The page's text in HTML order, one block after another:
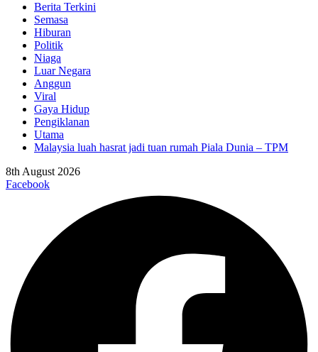
Berita Terkini
Semasa
Hiburan
Politik
Niaga
Luar Negara
Anggun
Viral
Gaya Hidup
Pengiklanan
Utama
Malaysia luah hasrat jadi tuan rumah Piala Dunia – TPM
8th August 2026
Facebook